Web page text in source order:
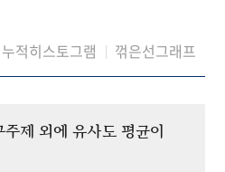
누적히스토그램 꺾은선그래프
제 외에 유사도 평균이